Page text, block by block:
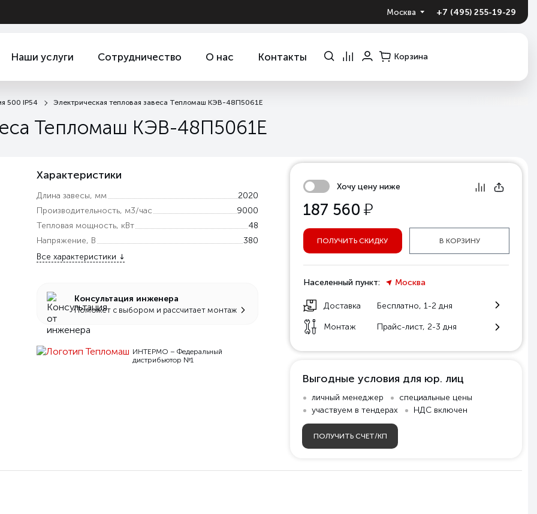
+7 (495) 255-19-29
Москва
Наши услуги Сотрудничество О нас Контакты Корзина
500 IP54 Электрическая тепловая завеса Тепломаш КЭВ-48П5061Е
Тепломаш КЭВ-48П5061Е
Характеристики
Длина завесы, мм
2020
Производительность, м3/час
9000
Тепловая мощность, кВт
48
Напряжение, В
380
Все характеристики
Консультация инженера
Поможет с выбором и рассчитает монтаж
ИНТЕРМО – Федеральный
дистрибьютор №1
Хочу цену ниже
187 560 у
ПОЛУЧИТЬ СКИДКУ В КОРЗИНУ
Населенный пункт: Москва
Доставка Бесплатно, 1-2 дня
Монтаж Прайс-лист, 2-3 дня
Выгодные условия для юр. лиц
личный менеджер
специальные цены
участвуем в тендерах
НДС включен
ПОЛУЧИТЬ СЧЕТ/КП